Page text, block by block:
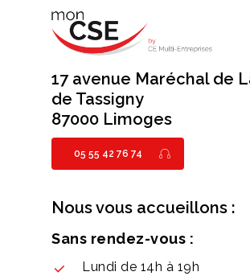
17 avenue Maréchal de
de Tassigny
87000 Limoges
05 55 42 76 74
Nous vous accueillons :
Sans rendez-vous :
Lundi de 14h à 19h